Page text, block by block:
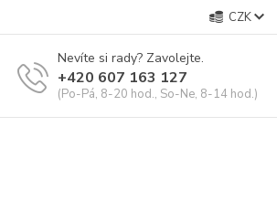
CZK
Nevíte si rady? Zavolejte.
+420 607 163 127
(Po-Pá, 8-20 hod., So-Ne, 8-14 hod.)